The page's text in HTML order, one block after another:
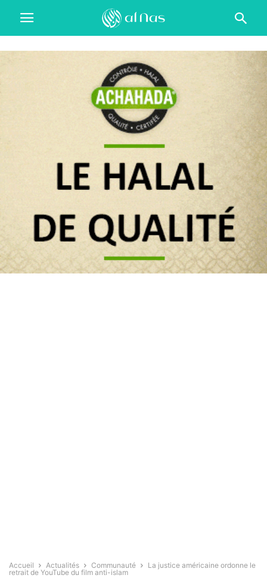
Accueil Actualités Communauté
La justice américaine ordonne le
retrait de YouTube du film anti-islam